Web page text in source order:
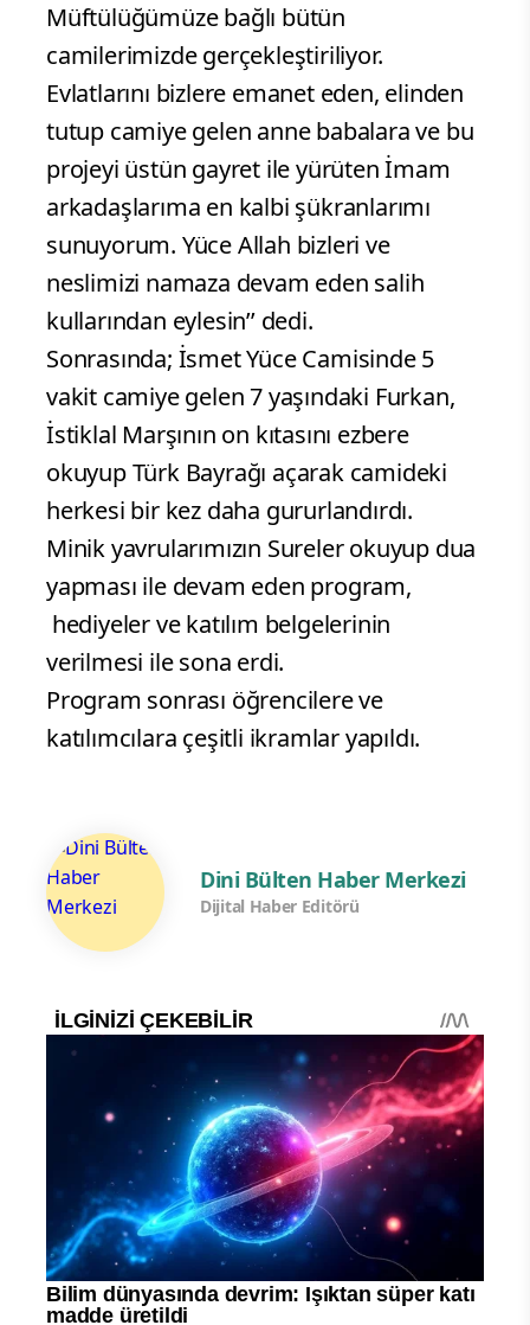
Müftülüğümüze bağlı bütün
camilerimizde gerçekleştiriliyor.
Evlatlarını bizlere emanet eden, elinden
tutup camiye gelen anne babalara ve bu
projeyi üstün gayret ile yürüten İmam
arkadaşlarıma en kalbi şükranlarımı
sunuyorum. Yüce Allah bizleri ve
neslimizi namaza devam eden salih
kullarından eylesin’’ dedi.
Sonrasında; İsmet Yüce Camisinde 5
vakit camiye gelen 7 yaşındaki Furkan,
İstiklal Marşının on kıtasını ezbere
okuyup Türk Bayrağı açarak camideki
herkesi bir kez daha gururlandırdı.
Minik yavrularımızın Sureler okuyup dua
yapması ile devam eden program,
hediyeler ve katılım belgelerinin
verilmesi ile sona erdi.
Program sonrası öğrencilere ve
katılımcılara çeşitli ikramlar yapıldı.
Dini Bülten Haber Merkezi
Dijital Haber Editörü